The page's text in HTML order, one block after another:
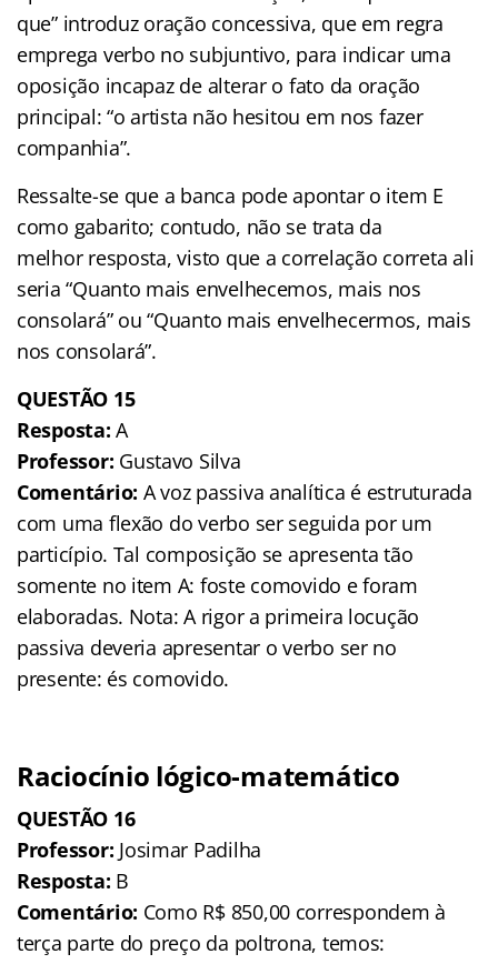
que” introduz oração concessiva, que em regra
emprega verbo no subjuntivo, para indicar uma
oposição incapaz de alterar o fato da oração
principal: “o artista não hesitou em nos fazer
companhia”.
Ressalte-se que a banca pode apontar o item E
como gabarito; contudo, não se trata da
melhor resposta, visto que a correlação correta ali
seria “Quanto mais envelhecemos, mais nos
consolará” ou “Quanto mais envelhecermos, mais
nos consolará”.
QUESTÃO 15
Resposta: A
Professor: Gustavo Silva
Comentário: A voz passiva analítica é estruturada
com uma flexão do verbo ser seguida por um
particípio. Tal composição se apresenta tão
somente no item A: foste comovido e foram
elaboradas. Nota: A rigor a primeira locução
passiva deveria apresentar o verbo ser no
presente: és comovido.
Raciocínio lógico-matemático
QUESTÃO 16
Professor: Josimar Padilha
Resposta: B
Comentário: Como R$ 850,00 correspondem à
terça parte do preço da poltrona, temos: